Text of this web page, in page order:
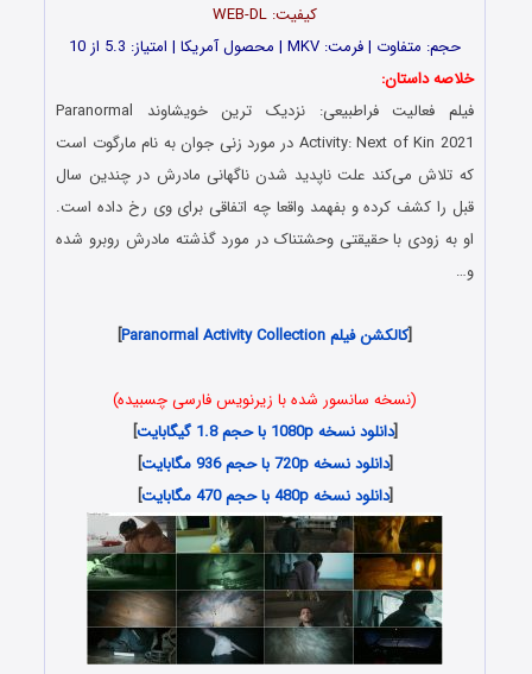
کیفیت: WEB-DL
حجم: متفاوت | فرمت: MKV | محصول آمریکا | امتیاز: 5.3 از 10
خلاصه داستان:
فیلم فعالیت فراطبیعی: نزدیک‌‌ ترین خویشاوند
Paranormal
Activity: Next of Kin 2021 در مورد زنی جوان به نام مارگوت است
که تلاش می‌کند علت ناپدید شدن ناگهانی مادرش در چندین سال
قبل را کشف کرده و بفهمد واقعا چه اتفاقی برای وی رخ داده است.
او به زودی با حقیقتی وحشتناک در مورد گذشته مادرش روبرو شده
و…
[کالکشن فیلم Paranormal Activity Collection ]
(نسخه سانسور شده با زیرنویس فارسی چسبیده)
[دانلود نسخه 1080p با حجم 1.8 گیگابایت
]
[دانلود نسخه 720p با حجم 936 مگابایت
]
[دانلود نسخه 480p با حجم 470 مگابایت ]